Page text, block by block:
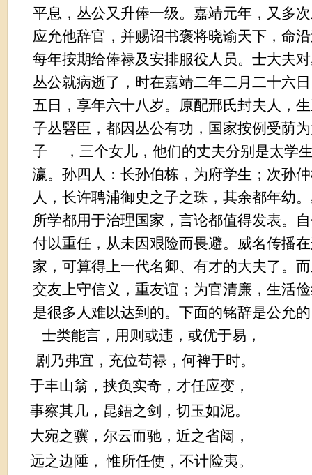
平息，丛公又升俸一级。嘉靖元年，又多
应允他辞官，并赐诏书褒将晓谕天下，命
每年按期给俸禄及安排服役人员。士大夫
丛公就病逝了，时在嘉靖二年二月二十六
五日，享年六十八岁。原配邢氏封夫人，
子丛硻臣，都因丛公有功，国家按例受荫
子
，三个女儿，他们的丈夫分别是太学
瀛。孙四人：长孙伯栋，为府学生；次孙
人，长许聘浦御史之子之珠，其余都年幼
所学都用于治理国家，言论都值得发表。
付以重任，从未因艰险而畏避。威名传播
家，可算得上一代名卿、有才的大夫了。
交友上守信义，重友谊；为官清廉，生活
是很多人难以达到的。下面的铭辞是公允
士类能言，用则或违，或优于易，
剧乃弗宜，充位苟禄，何裨于时。
于丰山翁，挟负实奇，才任应变，
事察其几，昆鋙之剑，切玉如泥。
大宛之骥，尔云而驰，近之省闼，
远之边陲， 惟所任使，不计险夷。